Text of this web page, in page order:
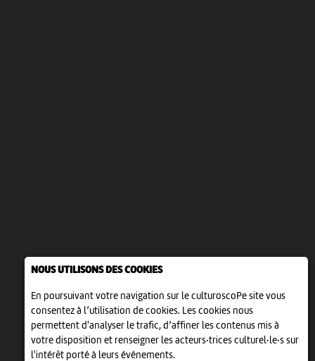
NOUS UTILISONS DES COOKIES
En poursuivant votre navigation sur le culturoscoPe site vous
consentez à l’utilisation de cookies. Les cookies nous
permettent d'analyser le trafic, d’affiner les contenus mis à
votre disposition et renseigner les acteurs·trices culturel·le·s sur
l'intérêt porté à leurs événements.